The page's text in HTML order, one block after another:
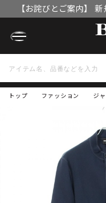
【お詫びとご案内】
OFFクーポ
トップ ファッション ジ